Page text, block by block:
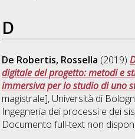
D
De Robertis, Rossella (2019)
digitale del progetto: metodi e
immersiva per lo studio di uno
magistrale], Università di
Ingegneria dei processi e dei
Documento full-text non